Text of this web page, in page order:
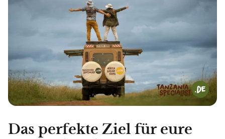
Das perfekte Ziel für eure